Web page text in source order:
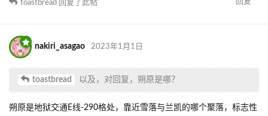
toastbread 回复了此帖
nakiri_asagao 2023年1月1日
toastbread 以及，对回复，朔原是哪？
朔原是地狱交通E线-290格处，靠近雪落与兰凯的哪个聚落，标志性